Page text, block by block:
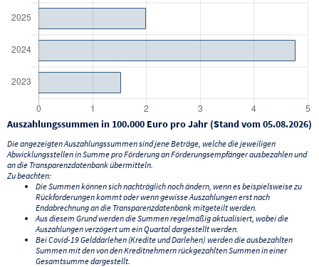
Auszahlungssummen in 100.000 Euro pro Jahr (Stand vom 05.08.2026)
Die angezeigten Auszahlungssummen sind jene Beträge, welche die jeweiligen
Abwicklungsstellen in Summe pro Förderung an Förderungsempfänger ausbezahlen und
an die Transparenzdatenbank übermitteln.
Zu beachten:
Die Summen können sich nachträglich noch ändern, wenn es beispielsweise zu
Rückforderungen kommt oder wenn gewisse Auszahlungen erst nach
Endabrechnung an die Transparenzdatenbank mitgeteilt werden.
Aus diesem Grund werden die Summen regelmäßig aktualisiert, wobei die
Auszahlungen verzögert um ein Quartal dargestellt werden.
Bei Covid-19 Gelddarlehen (Kredite und Darlehen) werden die ausbezahlten
Summen mit den von den Kreditnehmern rückgezahlten Summen in einer
Gesamtsumme dargestellt.